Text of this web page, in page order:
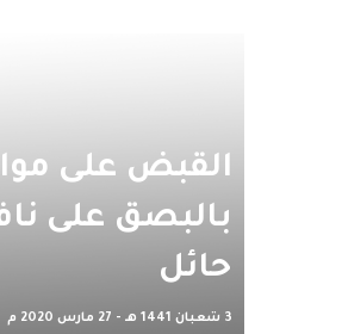
القبض على
بالبصق على
حائل
3 شعبان 1441 هـ - 27 مارس 2020 م